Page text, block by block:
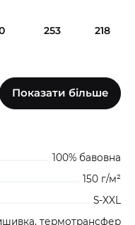
253 218
0 312 176
Показати більше
100% бавовна
150 г/м²
S-XXL
термотрансфер